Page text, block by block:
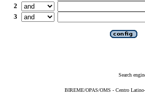
2
3
Search
BIREME/OPAS/OMS - Centro Latino-